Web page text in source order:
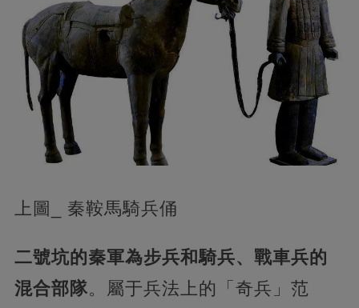
上圖_ 秦鞍馬騎兵俑
二號坑的秦軍為步兵和騎兵、戰車兵的
混合部隊。屬于兵法上的「奇兵」范